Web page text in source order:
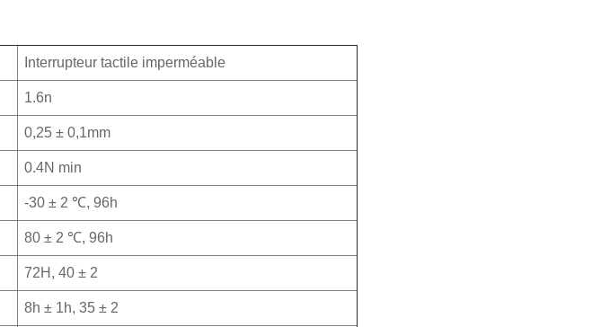
Interrupteur tactile imperméable
1.6n
0,25 ± 0,1mm
0.4N min
-30 ± 2 ℃, 96h
80 ± 2 ℃, 96h
72H, 40 ± 2
8h ± 1h, 35 ± 2